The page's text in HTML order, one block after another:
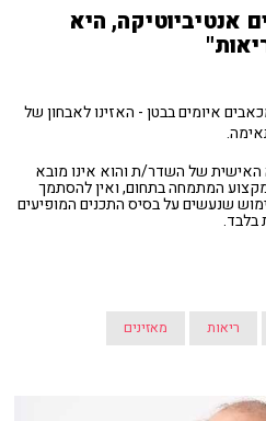
אנטיביוטיקה, היא
בת 53, סובלת מכאבים איומים בבטן - האזינו לאבחון של
של השדר/ת והוא אינו מובא
המתמחה בתחום, ואין להסתמך
שנעשים על בסיס התכנים המופיעים
בלבד.
ריאות מאזינים